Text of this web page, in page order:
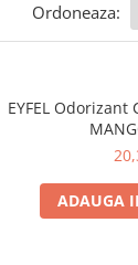
Ordoneaza:
EYFEL
ADAUGA